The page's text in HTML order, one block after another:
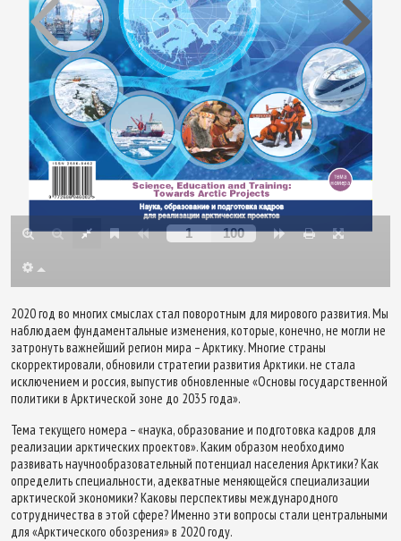
2020 год во многих смыслах стал поворотным для мирового развития. Мы
наблюдаем фундаментальные изменения, которые, конечно, не могли не
затронуть важнейший регион мира – Арктику. Многие страны
скорректировали, обновили стратегии развития Арктики. не стала
исключением и россия, выпустив обновленные «Основы государственной
политики в Арктической зоне до 2035 года».
Тема текущего номера – «наука, образование и подготовка кадров для
реализации арктических проектов». Каким образом необходимо
развивать научнообразовательный потенциал населения Арктики? Как
определить специальности, адекватные меняющейся специализации
арктической экономики? Каковы перспективы международного
сотрудничества в этой сфере? Именно эти вопросы стали центральными
для «Арктического обозрения» в 2020 году.